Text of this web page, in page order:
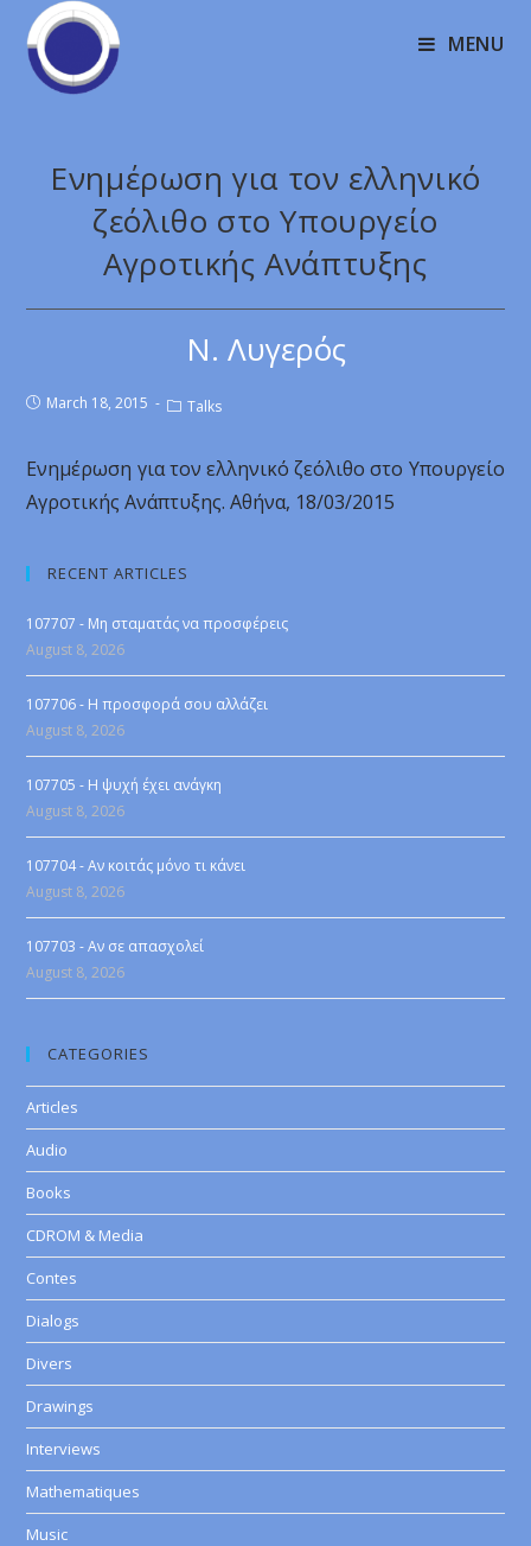
MENU
Ενημέρωση για τον ελληνικό
ζεόλιθο στο Υπουργείο
Αγροτικής Ανάπτυξης
Ν. Λυγερός
March 18, 2015 Talks
Ενημέρωση για τον ελληνικό ζεόλιθο στο Υπουργείο
Αγροτικής Ανάπτυξης. Αθήνα, 18/03/2015
RECENT ARTICLES
107707 - Μη σταματάς να προσφέρεις
August 8, 2026
107706 - Η προσφορά σου αλλάζει
August 8, 2026
107705 - Η ψυχή έχει ανάγκη
August 8, 2026
107704 - Αν κοιτάς μόνο τι κάνει
August 8, 2026
107703 - Αν σε απασχολεί
August 8, 2026
CATEGORIES
Articles
Audio
Books
CDROM & Media
Contes
Dialogs
Divers
Drawings
Interviews
Mathematiques
Music